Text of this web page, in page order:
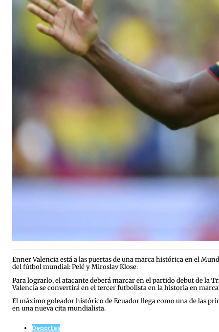
Enner Valencia está a las puertas de una marca histórica en el
del fútbol mundial: Pelé y Miroslav Klose.
Para lograrlo, el atacante deberá marcar en el partido debut de la
Valencia se convertirá en el tercer futbolista en la historia en
El máximo goleador histórico de Ecuador llega como una de las
en una nueva cita mundialista.
Deportes